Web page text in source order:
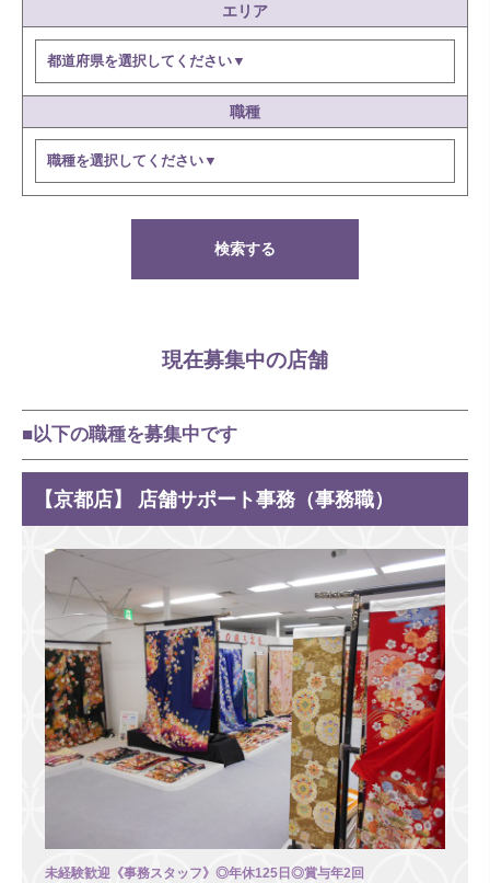
エリア
職種
検索する
現在募集中の店舗
■以下の職種を募集中です
【京都店】 店舗サポート事務（事務職）
未経験歓迎《事務スタッフ》◎年休125日◎賞与年2回